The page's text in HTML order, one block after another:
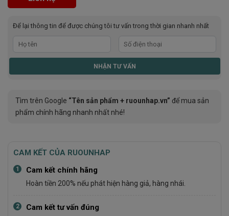
Để lại thông tin để được chúng tôi tư vấn trong thời gian nhanh nhất
Tìm trên Google “Tên sản phẩm + ruounhap.vn” để mua sản
phẩm chính hãng nhanh nhất nhé!
CAM KẾT CỦA RUOUNHAP
1 Cam kết chính hãng
Hoàn tiền 200% nếu phát hiện hàng giả, hàng nhái.
2 Cam kết tư vấn đúng